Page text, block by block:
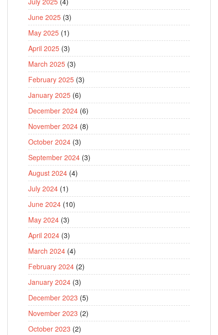
June 2025 (3)
May 2025 (1)
April 2025 (3)
March 2025 (3)
February 2025 (3)
January 2025 (6)
December 2024 (6)
November 2024 (8)
October 2024 (3)
September 2024 (3)
August 2024 (4)
July 2024 (1)
June 2024 (10)
May 2024 (3)
April 2024 (3)
March 2024 (4)
February 2024 (2)
January 2024 (3)
December 2023 (5)
November 2023 (2)
October 2023 (2)